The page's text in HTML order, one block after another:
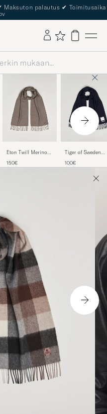
Maksuton palautus ✔ Toimitusaika
Eton Twill Merino
150€
Tiger of Sweden
Light Ink
100€